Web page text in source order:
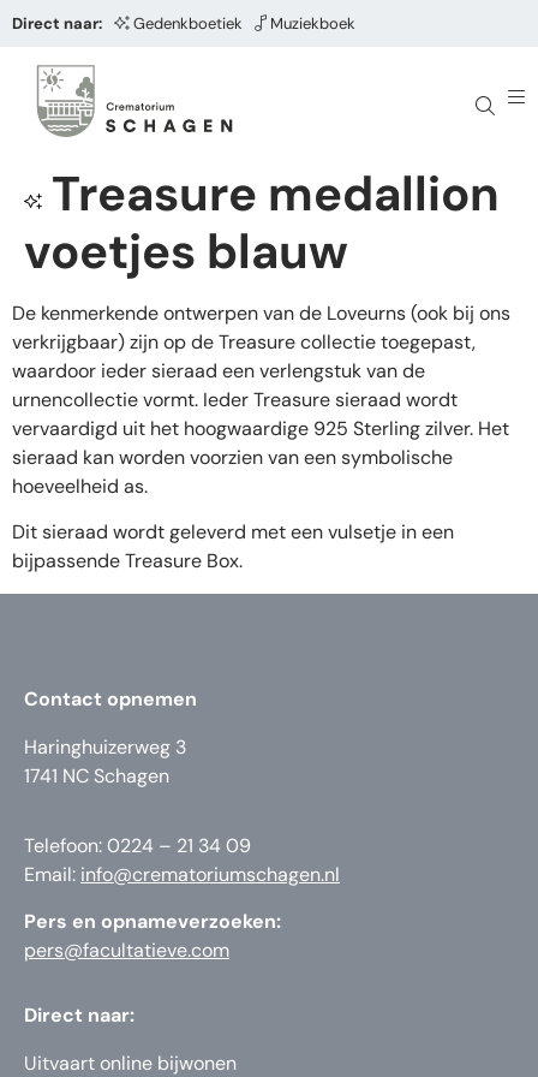
Direct naar: Gedenkboetiek Muziekboek
Treasure medallion
voetjes blauw
De kenmerkende ontwerpen van de Loveurns (ook bij ons
verkrijgbaar) zijn op de Treasure collectie toegepast,
waardoor ieder sieraad een verlengstuk van de
urnencollectie vormt. Ieder Treasure sieraad wordt
vervaardigd uit het hoogwaardige 925 Sterling zilver. Het
sieraad kan worden voorzien van een symbolische
hoeveelheid as.
Dit sieraad wordt geleverd met een vulsetje in een
bijpassende Treasure Box.
Contact opnemen
Haringhuizerweg 3
1741 NC Schagen
Telefoon: 0224 – 21 34 09
Email: info@crematoriumschagen.nl
Pers en opnameverzoeken:
pers@facultatieve.com
Direct naar:
Uitvaart online bijwonen